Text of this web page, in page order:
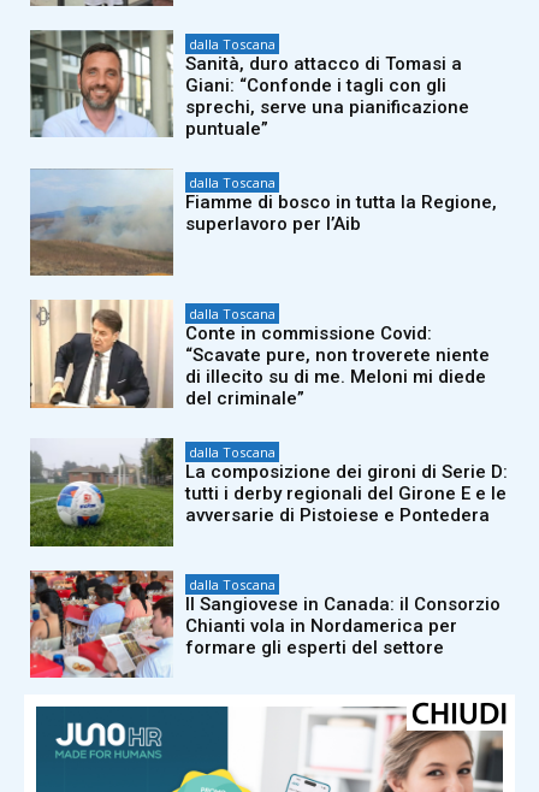
dalla Toscana
Sanità, duro attacco di Tomasi a
Giani: “Confonde i tagli con gli
sprechi, serve una pianificazione
puntuale”
dalla Toscana
Fiamme di bosco in tutta la Regione,
superlavoro per l’Aib
dalla Toscana
Conte in commissione Covid:
“Scavate pure, non troverete niente
di illecito su di me. Meloni mi diede
del criminale”
dalla Toscana
La composizione dei gironi di Serie D:
tutti i derby regionali del Girone E e le
avversarie di Pistoiese e Pontedera
dalla Toscana
Il Sangiovese in Canada: il Consorzio
Chianti vola in Nordamerica per
formare gli esperti del settore
Morto a 86 anni nella sua casa
dell’Appennino pistoiese il
cantautore Francesco Guccini